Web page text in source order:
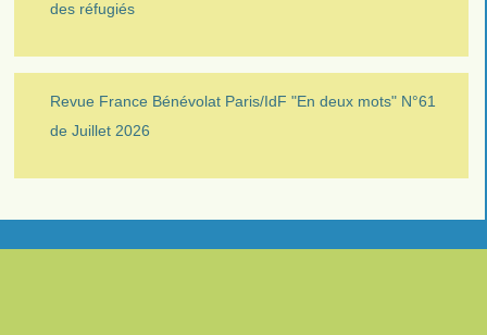
des réfugiés
Revue France Bénévolat Paris/IdF "En deux mots" N°61
de Juillet 2026